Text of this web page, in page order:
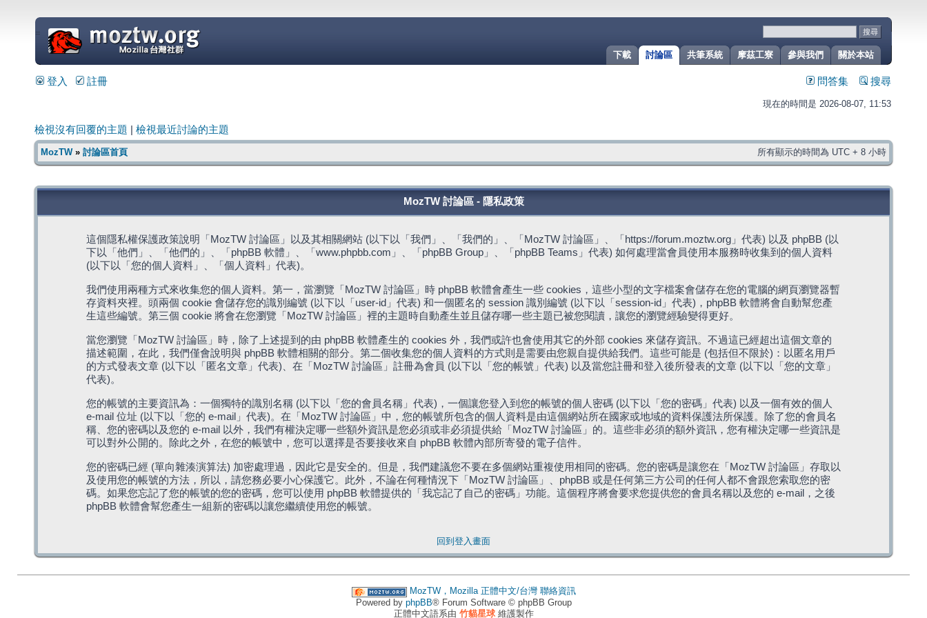
關於本站
參與我們
摩茲工寮
共筆系統
討論區
下載
=
登入 註冊 問答集 搜尋
現在的時間是 2026-08-07, 11:53
檢視沒有回覆的主題 檢視最近討論的主題
MozTW» 討論區首頁 所有顯示的時間為 UTC + 8 小時
MozTW 討論區 - 隱私政策
這個隱私權保護政策說明「MozTW 討論區」以及其相關網站 (以下以「我們」、「我們的」、「MozTW 討論區」、「https://forum.moztw.org」代表) 以及 phpBB (以
下以「他們」、「他們的」、「phpBB 軟體」、「www.phpbb.com」、「phpBB Group」、「phpBB Teams」代表) 如何處理當會員使用本服務時收集到的個人資料
(以下以「您的個人資料」、「個人資料」代表)。
我們使用兩種方式來收集您的個人資料。第一，當瀏覽「MozTW 討論區」時 phpBB 軟體會產生一些 cookies，這些小型的文字檔案會儲存在您的電腦的網頁瀏覽器暫
存資料夾裡。頭兩個 cookie 會儲存您的識別編號 (以下以「user-id」代表) 和一個匿名的 session 識別編號 (以下以「session-id」代表)，phpBB 軟體將會自動幫您產
生這些編號。第三個 cookie 將會在您瀏覽「MozTW 討論區」裡的主題時自動產生並且儲存哪一些主題已被您閱讀，讓您的瀏覽經驗變得更好。
當您瀏覽「MozTW 討論區」時，除了上述提到的由 phpBB 軟體產生的 cookies 外，我們或許也會使用其它的外部 cookies 來儲存資訊。不過這已經超出這個文章的
描述範圍，在此，我們僅會說明與 phpBB 軟體相關的部分。第二個收集您的個人資料的方式則是需要由您親自提供給我們。這些可能是 (包括但不限於)：以匿名用戶
的方式發表文章 (以下以「匿名文章」代表)、在「MozTW 討論區」註冊為會員 (以下以「您的帳號」代表) 以及當您註冊和登入後所發表的文章 (以下以「您的文章」
代表)。
您的帳號的主要資訊為：一個獨特的識別名稱 (以下以「您的會員名稱」代表)，一個讓您登入到您的帳號的個人密碼 (以下以「您的密碼」代表) 以及一個有效的個人
e-mail 位址 (以下以「您的 e-mail」代表)。在「MozTW 討論區」中，您的帳號所包含的個人資料是由這個網站所在國家或地域的資料保護法所保護。除了您的會員名
稱、您的密碼以及您的 e-mail 以外，我們有權決定哪一些額外資訊是您必須或非必須提供給「MozTW 討論區」的。這些非必須的額外資訊，您有權決定哪一些資訊是
可以對外公開的。除此之外，在您的帳號中，您可以選擇是否要接收來自 phpBB 軟體內部所寄發的電子信件。
您的密碼已經 (單向雜湊演算法) 加密處理過，因此它是安全的。但是，我們建議您不要在多個網站重複使用相同的密碼。您的密碼是讓您在「MozTW 討論區」存取以
及使用您的帳號的方法，所以，請您務必要小心保護它。此外，不論在何種情況下「MozTW 討論區」、phpBB 或是任何第三方公司的任何人都不會跟您索取您的密
碼。如果您忘記了您的帳號的您的密碼，您可以使用 phpBB 軟體提供的「我忘記了自己的密碼」功能。這個程序將會要求您提供您的會員名稱以及您的 e-mail，之後
phpBB 軟體會幫您產生一組新的密碼以讓您繼續使用您的帳號。
回到登入畫面
MozTW，Mozilla 正體中文/台灣 聯絡資訊
Powered by phpBB® Forum Software © phpBB Group
正體中文語系由 竹貓星球維護製作